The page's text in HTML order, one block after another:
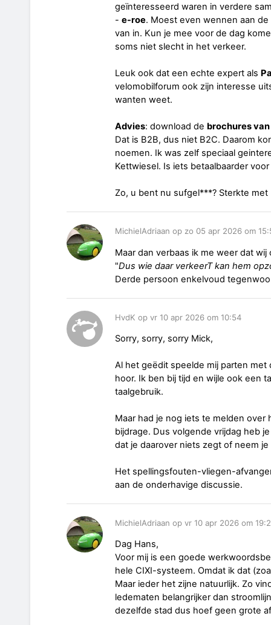
geïnteresseerd waren in verdere
- e-roe. Moest even wennen aan
van in. Kun je mee voor de dag
soms niet slecht in het verkeer.
Leuk ook dat een echte expert als
velomobilforum ook zijn interesse
wanten weet.
Advies: download de brochures van
Dat is B2B, dus niet B2C. Daarom
noemen. Ik was zelf speciaal
Kettwiesel. Is iets betaalbaarder
Zo, u bent nu sufgel***? Sterkte
MichielAdriaan op zo 05 apr 2026 om
Maar dan verbaas ik me weer dat
"Dus wie daar verkeerT kan hem
Derde persoon enkelvoud
HvdK op vr 10 apr 2026 om 10:54
Sorry, sorry, sorry Mick,
Al het geëdit speelde mij parten
hoor. Ik ben bij tijd en wijle ook een
taalgebruik.
Maar had je nog iets te melden over
bijdrage. Dus volgende vrijdag heb
dat je daarover niets zegt of neem
Het spellingsfouten-vliegen-
aan de onderhavige discussie.
MichielAdriaan op vr 10 apr 2026 om
Dag Hans,
Voor mij is een goede
hele CIXI-systeem. Omdat ik dat
Maar ieder het zijne natuurlijk. Zo
ledematen belangrijker dan
dezelfde stad dus hoef geen grote